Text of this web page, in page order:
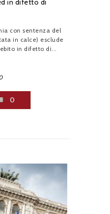
in difetto di
con sentenza del
in calce) esclude
in difetto di...
0